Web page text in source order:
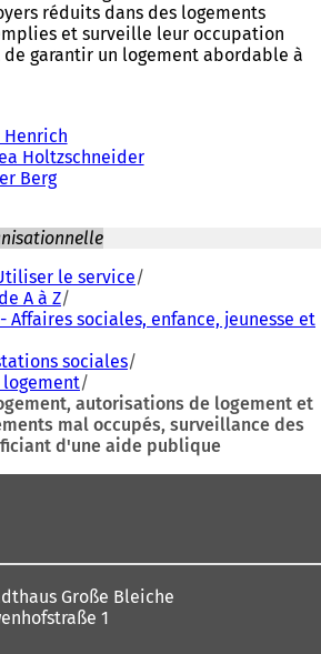
réduits dans des logements
et surveille leur occupation
garantir un logement abordable à
Henrich
Holtzschneider
Berg
le service
A à Z
Affaires sociales, enfance, jeunesse et
sociales
logement
autorisations de logement et
mal occupés, surveillance des
d'une aide publique
Große Bleiche
1